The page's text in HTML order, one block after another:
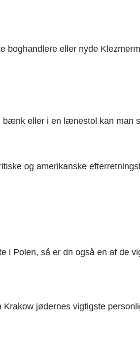
eller nyde
eller i en lænestol kan man
og amerikanske
Polen, så er dn også en af de
jødernes vigtigste